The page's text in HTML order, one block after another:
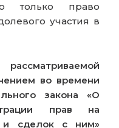
только право
участия в
во времени
закона «О
прав на
и сделок с ним»